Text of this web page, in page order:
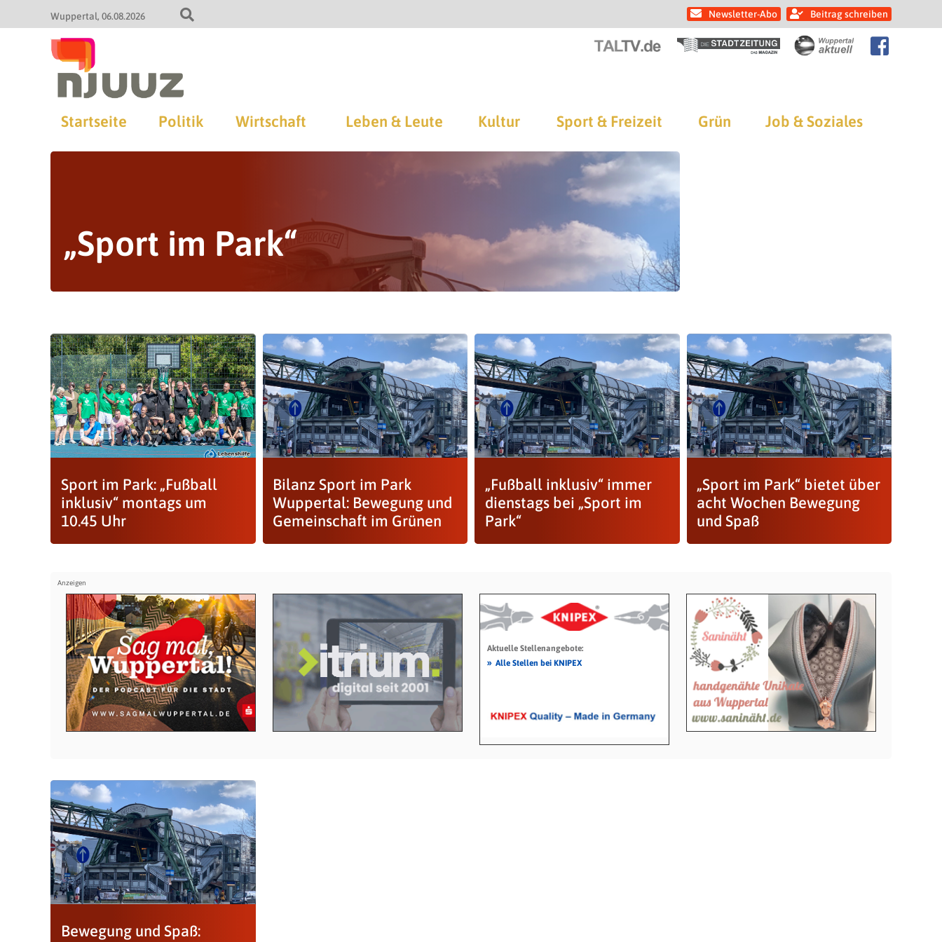
Wuppertal 06.08.2026 Newsletter-Abo Beitrag schreiben
Startseite Politik Wirtschaft Leben & Leute Kultur Sport & Freizeit Grün Job & Soziales
„Sport im Park“
Sport im Park: „Fußball
inklusiv“ montags um
10.45 Uhr
Bilanz Sport im Park
Wuppertal: Bewegung und
Gemeinschaft im Grünen
„Fußball inklusiv“ immer
dienstags bei „Sport im
Park“
„Sport im Park“ bietet über
acht Wochen Bewegung
und Spaß
Aktuelle Stellenangebote:
» Alle Stellen bei KNIPEX
Bewegung und Spaß: